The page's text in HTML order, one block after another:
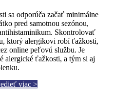
sa odporúča začať minimálne
pred samotnou sezónou,
Skontrolovať
ktorý alergikovi robí ťažkosti,
online peľovú službu. Je
alergické ťažkosti, a tým si aj
viac >